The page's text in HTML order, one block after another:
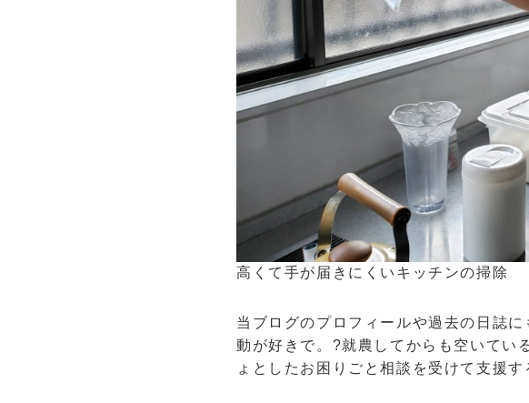
高くて手が届きにくいキッチンの掃除
当ブログのプロフィールや過去の日誌
動が好きで。?就農してからも空いてい
ょとしたお困りごと相談を受けて支援